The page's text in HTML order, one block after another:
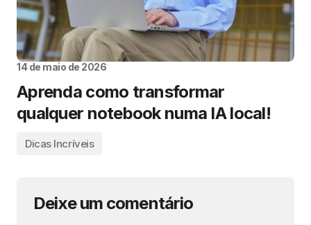
14 de maio de 2026
Aprenda como transformar
qualquer notebook numa IA local!
Dicas Incríveis
Deixe um comentário